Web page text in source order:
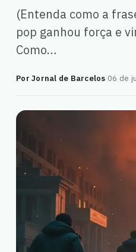
(Entenda como a
pop ganhou força e
Como…
Por Jornal de Barcelos·06 de